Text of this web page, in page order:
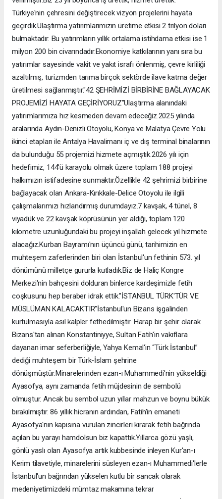
Türkiye'nin çehresini değiştirecek vizyon projelerini hayata
geçirdik.Ulaştırma yatırımlarımızın üretime etkisi 2 trilyon doları
bulmaktadır. Bu yatırımların yıllık ortalama istihdama etkisi ise 1
milyon 200 bin civarındadır.Ekonomiye katkılarının yanı sıra bu
yatırımlar sayesinde vakit ve yakıt israfı önlenmiş, çevre kirliliği
azaltılmış, turizmden tarıma birçok sektörde ilave katma değer
üretilmesi sağlanmıştır."42 ŞEHRİMİZİ BİRBİRİNE BAĞLAYACAK
PROJEMİZİ HAYATA GEÇİRİYORUZ"Ulaştırma alanındaki
yatırımlarımıza hız kesmeden devam edeceğiz.2025 yılında
aralarında Aydın-Denizli Otoyolu, Konya ve Malatya Çevre Yolu
ikinci etapları ile Antalya Havalimanı iç ve dış terminal binalarının
da bulunduğu 55 projemizi hizmete açmıştık.2026 yılı için
hedefimiz, 144'ü karayolu olmak üzere toplam 188 projeyi
halkımızın istifadesine sunmaktır.Özellikle 42 şehrimizi birbirine
bağlayacak olan Ankara-Kırıkkale-Delice Otoyolu ile ilgili
çalışmalarımızı hızlandırmış durumdayız.7 kavşak, 4 tünel, 8
viyadük ve 22 kavşak köprüsünün yer aldığı, toplam 120
kilometre uzunluğundaki bu projeyi inşallah gelecek yıl hizmete
alacağız.Kurban Bayramı'nın üçüncü günü, tarihimizin en
muhteşem zaferlerinden biri olan İstanbul'un fethinin 573. yıl
dönümünü milletçe gururla kutladık.Biz de Haliç Kongre
Merkezi'nin bahçesini dolduran binlerce kardeşimizle fetih
coşkusunu hep beraber idrak ettik."İSTANBUL TÜRK'TÜR VE
MÜSLÜMAN KALACAKTIR"İstanbul'un Bizans işgalinden
kurtulmasıyla asıl kalpler fethedilmiştir. Harap bir şehir olarak
Bizans'tan alınan Konstantiniyye, Sultan Fatih'in vakıflara
dayanan imar seferberliğiyle, Yahya Kemal'in “Türk İstanbul”
dediği muhteşem bir Türk-İslam şehrine
dönüşmüştür.Minarelerinden ezan-ı Muhammedi'nin yükseldiği
Ayasofya, aynı zamanda fetih müjdesinin de sembolü
olmuştur. Ancak bu sembol uzun yıllar mahzun ve boynu bükük
bırakılmıştır. 86 yıllık hicranın ardından, Fatih'in emaneti
Ayasofya'nın kapısına vurulan zincirleri kırarak fetih bağrında
açılan bu yarayı hamdolsun biz kapattık.Yıllarca gözü yaşlı,
gönlü yaslı olan Ayasofya artık kubbesinde inleyen Kur'an-ı
Kerim tilavetiyle, minarelerini süsleyen ezan-ı Muhammedi'lerle
İstanbul'un bağrından yükselen kutlu bir sancak olarak
medeniyetimizdeki mümtaz makamına tekrar